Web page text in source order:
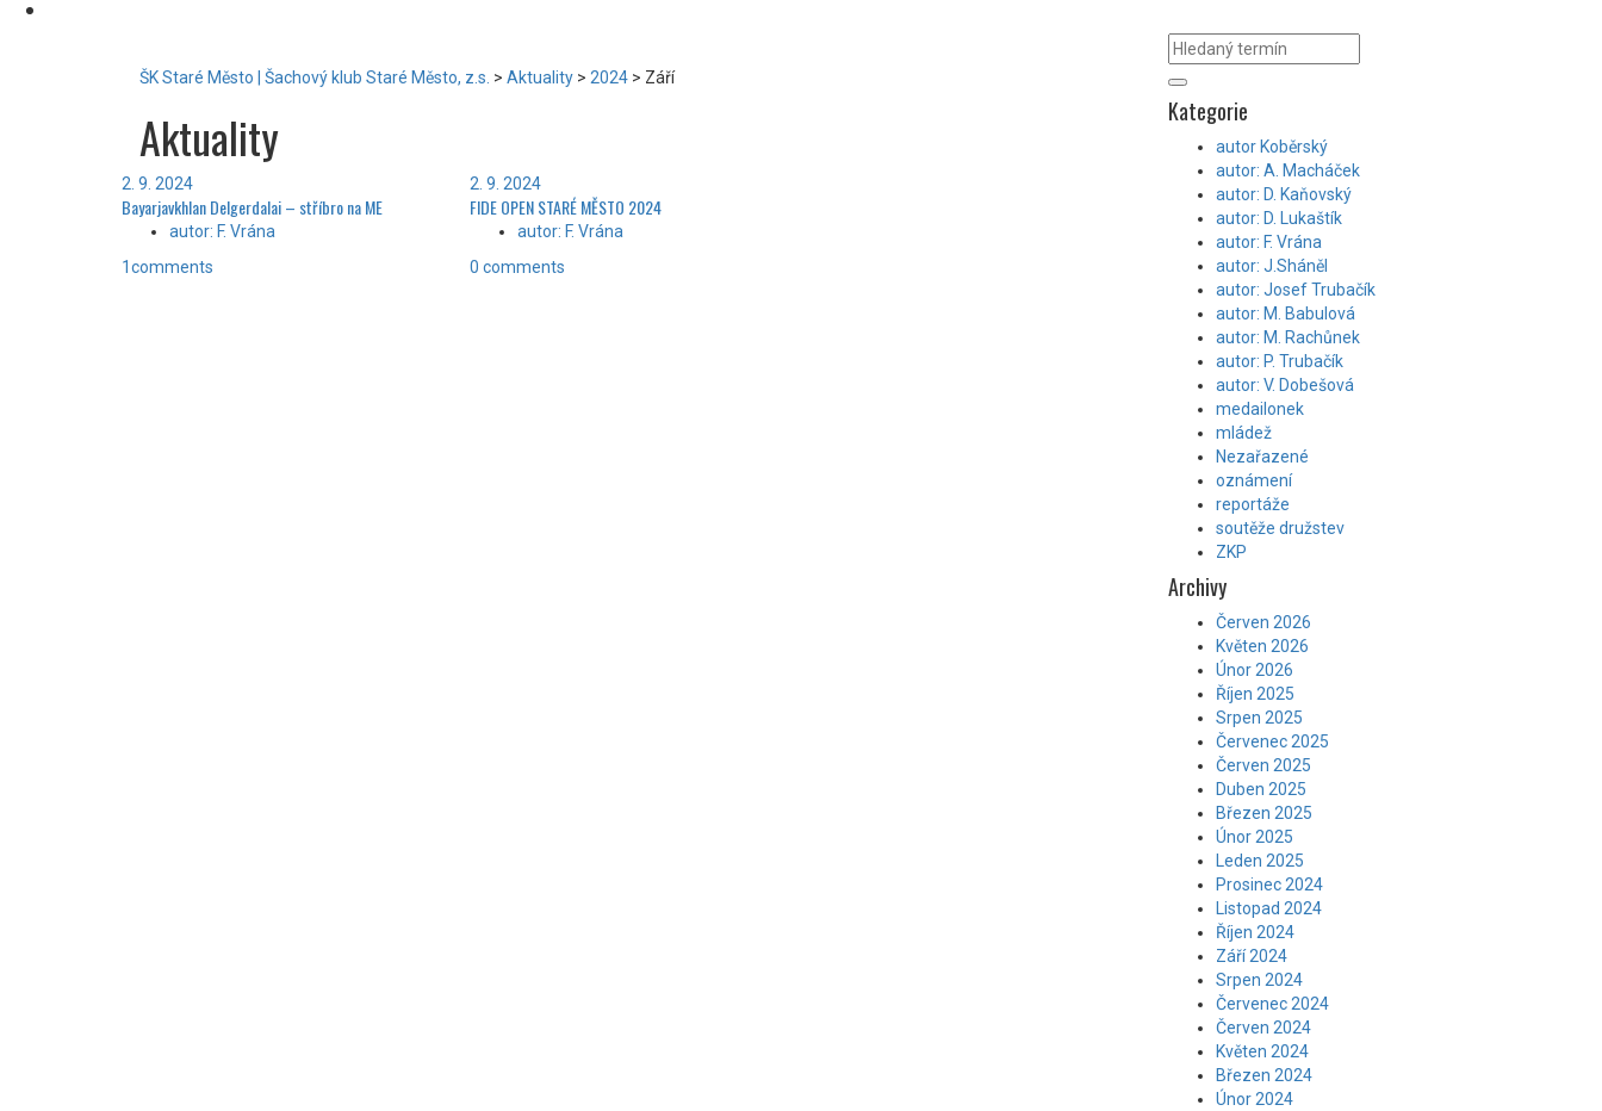
ŠK Staré Město | Šachový klub Staré Město, z.s. > Aktuality > 2024 > Září
Aktuality
2. 9. 2024
Bayarjavkhlan Delgerdalai – stříbro na ME
autor: F. Vrána
1comments
2. 9. 2024
FIDE OPEN STARÉ MĚSTO 2024
autor: F. Vrána
0 comments
Kategorie
autor Koběrský
autor: A. Macháček
autor: D. Kaňovský
autor: D. Lukaštík
autor: F. Vrána
autor: J.Sháněl
autor: Josef Trubačík
autor: M. Babulová
autor: M. Rachůnek
autor: P. Trubačík
autor: V. Dobešová
medailonek
mládež
Nezařazené
oznámení
reportáže
soutěže družstev
ZKP
Archivy
Červen 2026
Květen 2026
Únor 2026
Říjen 2025
Srpen 2025
Červenec 2025
Červen 2025
Duben 2025
Březen 2025
Únor 2025
Leden 2025
Prosinec 2024
Listopad 2024
Říjen 2024
Září 2024
Srpen 2024
Červenec 2024
Červen 2024
Květen 2024
Březen 2024
Únor 2024